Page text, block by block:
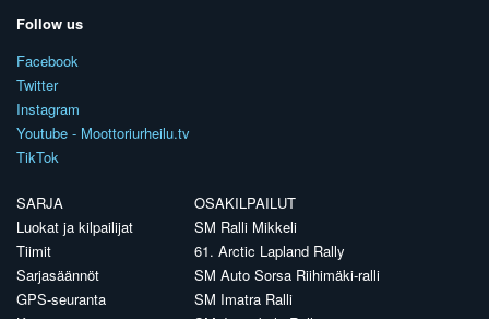
Follow us
Facebook
Twitter
Instagram
Youtube - Moottoriurheilu.tv
TikTok
SARJA
Luokat ja kilpailijat
Tiimit
Sarjasäännöt
GPS-seuranta
OSAKILPAILUT
SM Ralli Mikkeli
61. Arctic Lapland Rally
SM Auto Sorsa Riihimäki-ralli
SM Imatra Ralli